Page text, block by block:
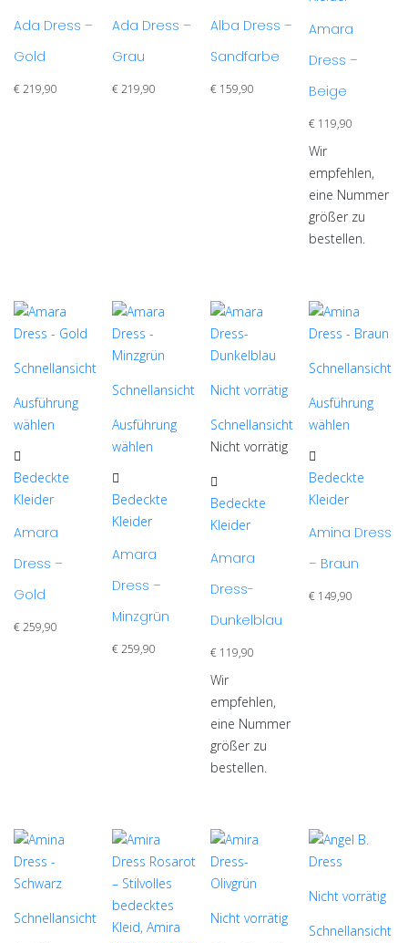
Varianten
Optionen
Ada Dress –
Gold
€219,90
Varianten
Optionen
Ada Dress –
Grau
€219,90
Varianten
Optionen
Alba Dress –
Sandfarbe
€ 159,90
Varianten
auf.
Die
Optionen
können
auf
der
Produktseite
gewählt
werden
Amara
Dress –
Beige
€ 119,90
Wir
empfehlen,
eine Nummer
größer zu
bestellen.
Schnellansicht
Ausführung
wählen
Varianten
Optionen
können
Bedeckte
Kleider
Amara
Dress –
Gold
€259,90
Schnellansicht
Ausführung
wählen
Varianten
Optionen
können
Bedeckte
Kleider
Amara
Dress –
Minzgrün
€259,90
Nicht vorrätig
Schnellansicht
Nicht vorrätig
Dieses
Produkt
weist
Varianten
auf.
können
auf
der
Produktseite
gewählt
werden
Bedeckte
Kleider
Amara
Dress-
Dunkelblau
€ 119,90
Wir
empfehlen,
eine Nummer
größer zu
bestellen.
Schnellansicht
Ausführung
wählen
Varianten
Optionen
Bedeckte
Kleider
Amina Dress
– Braun
€ 149,90
Schnellansicht
Nicht vorrätig
Nicht vorrätig
Schnellansicht